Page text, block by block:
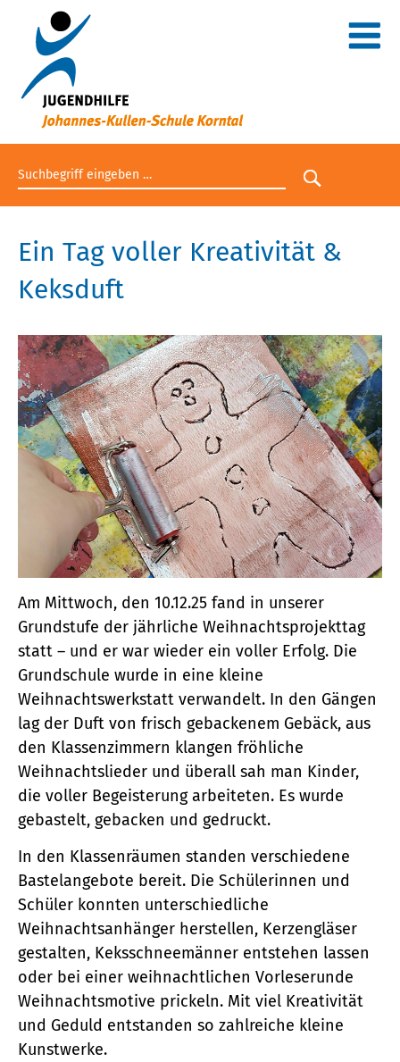
Suchbegriff eingeben
Suche
Ein Tag voller Kreativität &
Keksduft
Am Mittwoch, den 10.12.25 fand in unserer
Grundstufe der jährliche Weihnachtsprojekttag
statt – und er war wieder ein voller Erfolg. Die
Grundschule wurde in eine kleine
Weihnachtswerkstatt verwandelt. In den Gängen
lag der Duft von frisch gebackenem Gebäck, aus
den Klassenzimmern klangen fröhliche
Weihnachtslieder und überall sah man Kinder,
die voller Begeisterung arbeiteten. Es wurde
gebastelt, gebacken und gedruckt.
In den Klassenräumen standen verschiedene
Bastelangebote bereit. Die Schülerinnen und
Schüler konnten unterschiedliche
Weihnachtsanhänger herstellen, Kerzengläser
gestalten, Keksschneemänner entstehen lassen
oder bei einer weihnachtlichen Vorleserunde
Weihnachtsmotive prickeln. Mit viel Kreativität
und Geduld entstanden so zahlreiche kleine
Kunstwerke.